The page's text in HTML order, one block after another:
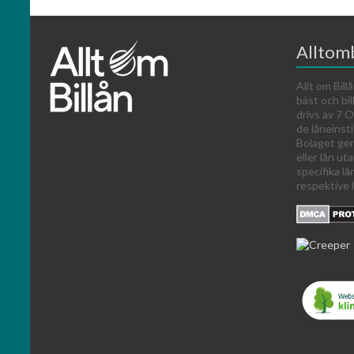
Allt om
bäst och
drivs av 7
de
Bolaget
eller lån
specifika
respektive